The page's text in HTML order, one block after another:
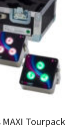
Tourpack